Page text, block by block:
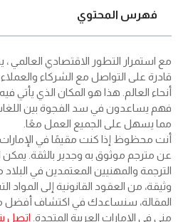
فهرس المحتوي
مع استمرار التطور الاقتصادي العالمي
قادرة على التواصل مع الشركاء
أنحاء العالم. هذا هو المكان الذي يأتي
فهم يساعدون في سد الفجوة بين اللغات
مما يسهل على الجميع العمل معًا.
أنت محظوظ إذا كنت مقيمًا في الإمارات
عن مترجم موثوق به وجدير بالثقة.
الترجمة والمهنيين المعتمدين في
وثيقة، من العقود القانونية إلى
المقالة، سنساعدك في اكتشاف أفضل
مني في الإمارات العربية المتحدة. اتصل